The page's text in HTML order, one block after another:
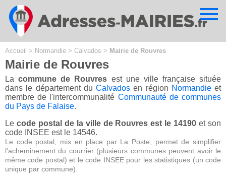
Accueil > Normandie > Calvados > Mairie de Rouvres
Mairie de Rouvres
Lacommune de Rouvres est une ville française située
dans le département du Calvados en région Normandieet
membre de l'intercommunalité Communauté de communes
du Pays de Falaise.
Le code postal de la ville de Rouvres est le 14190 et son
code INSEE est le 14546.
Le code postal, mis en place par La Poste, permet de simplifier
l'acheminement du courrier (plusieurs communes peuvent avoir le
même code postal) et le code INSEE pour les statistiques (un code
unique par commune).
Cookies management panel